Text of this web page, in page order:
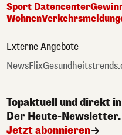
Sport Datencenter
Wohnen
Externe Angebote
NewsFlix
Topaktuell und direkt
Der Heute-Newsletter.
Jetzt abonnieren